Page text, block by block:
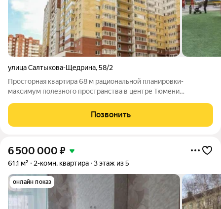
улица Салтыкова-Щедрина,58/2
Просторная квартира 68 м рациональной планировки-
максимум полезного пространства в центре Тюмени
современного зонирования. просторная кухня возможностьПозвонить
6 500 000 ₽
61,1 м² 2-комн. квартира 3 этаж из 5
онлайн показ